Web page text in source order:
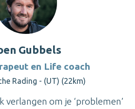
Gubbels
en Life coach
Rading - (UT) (22km)
verlangen om je ‘problemen’